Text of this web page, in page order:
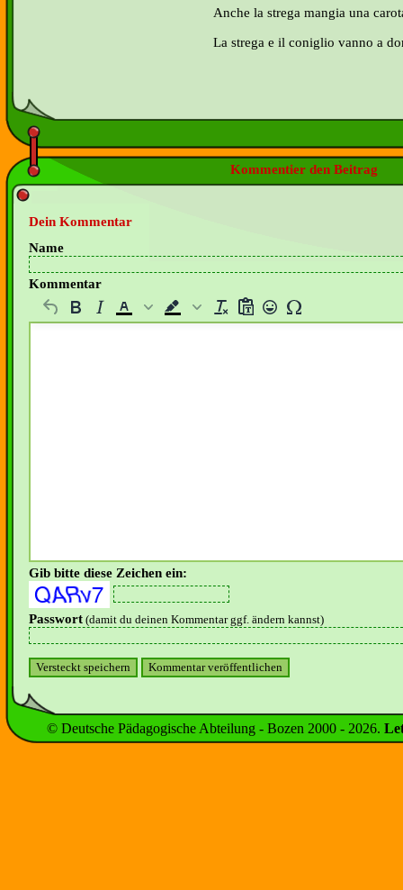
Anche la strega mangia una
La strega e il coniglio vanno a
Kommentier den Beitrag
Dein Kommentar
Name
Kommentar
Gib bitte diese Zeichen ein:
Passwort (damit du deinen Kommentar ggf. ändern kannst)
© Deutsche Pädagogische Abteilung - Bozen 2000 - 2026.